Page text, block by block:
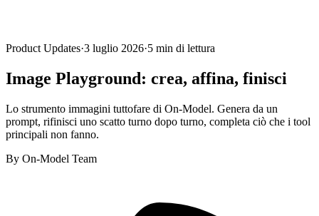
Product Updates·3 luglio 2026·5 min di lettura
Image Playground: crea, affina, finisci
Lo strumento immagini tuttofare di On-Model. Genera da un
prompt, rifinisci uno scatto turno dopo turno, completa ciò che i tool
principali non fanno.
By On-Model Team